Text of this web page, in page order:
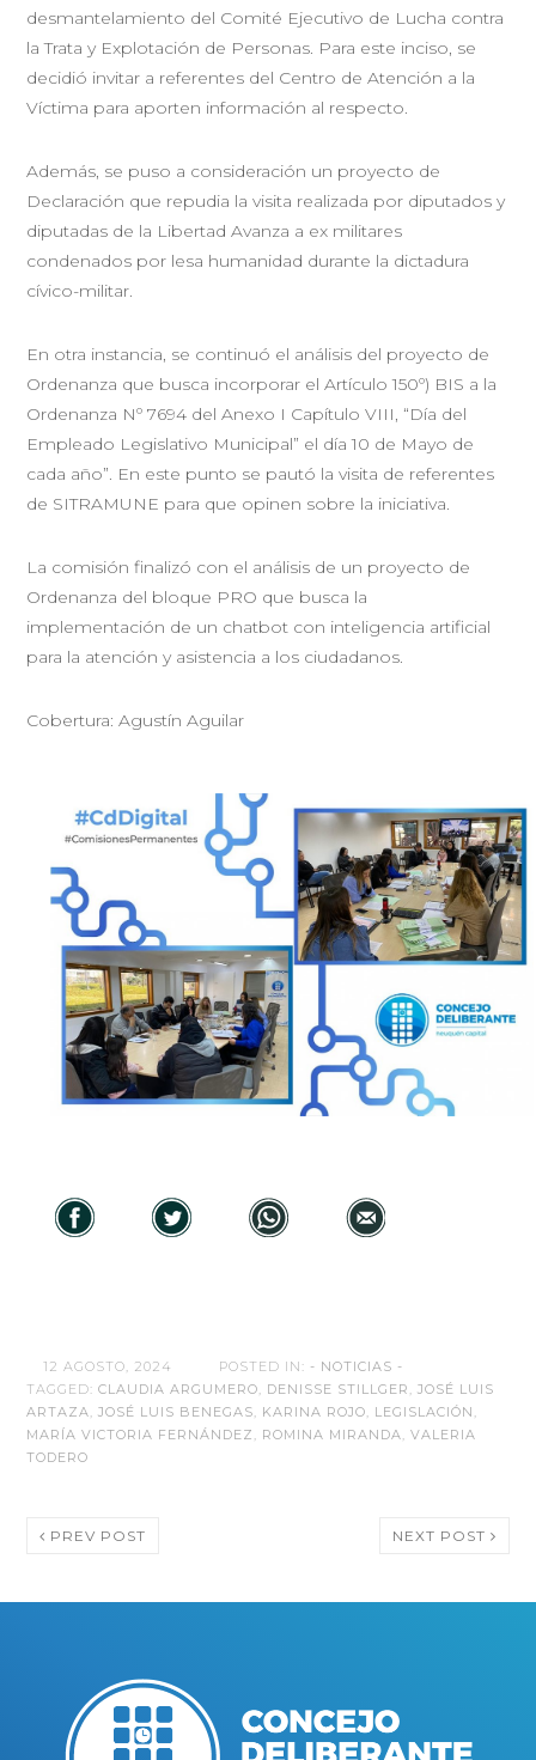
desmantelamiento del Comité Ejecutivo de Lucha contra
la Trata y Explotación de Personas. Para este inciso, se
decidió invitar a referentes del Centro de Atención a la
Víctima para aporten información al respecto.
Además, se puso a consideración un proyecto de
Declaración que repudia la visita realizada por diputados y
diputadas de la Libertad Avanza a ex militares
condenados por lesa humanidad durante la dictadura
cívico-militar.
En otra instancia, se continuó el análisis del proyecto de
Ordenanza que busca incorporar el Artículo 150º) BIS a la
Ordenanza Nº 7694 del Anexo I Capítulo VIII, “Día del
Empleado Legislativo Municipal” el día 10 de Mayo de
cada año”. En este punto se pautó la visita de referentes
de SITRAMUNE para que opinen sobre la iniciativa.
La comisión finalizó con el análisis de un proyecto de
Ordenanza del bloque PRO que busca la
implementación de un chatbot con inteligencia artificial
para la atención y asistencia a los ciudadanos.
Cobertura: Agustín Aguilar
12 AGOSTO, 2024 POSTED IN: - NOTICIAS -
TAGGED:CLAUDIA ARGUMERO, DENISSE STILLGER ,JOSÉ LUIS
ARTAZA,JOSÉ LUIS BENEGAS, KARINA ROJO, LEGISLACIÓN ,
MARÍA VICTORIA FERNÁNDEZ , ROMINA MIRANDA,VALERIA
TODERO
PREV POST NEXT POST